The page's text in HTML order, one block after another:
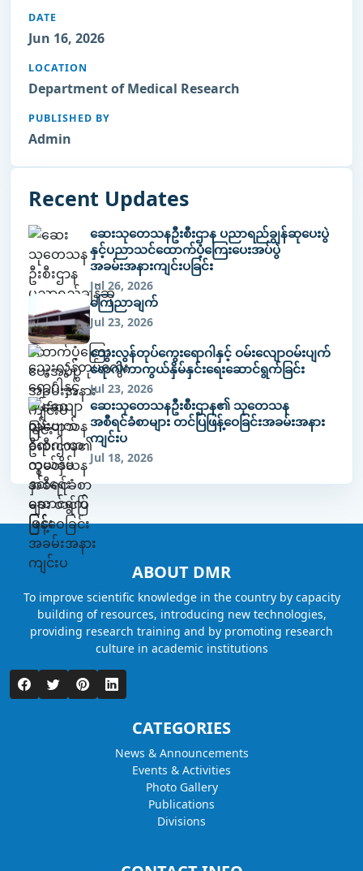
DATE
Jun 16, 2026
LOCATION
Department of Medical Research
PUBLISHED BY
Admin
Recent Updates
ဆေးသုတေသနဦးစီးဌာန ပညာရည်ချွန်ဆုပေးပွဲ
နှင့်ပညာသင်ထောက်ပံ့ကြေးပေးအပ်ပွဲ
အခမ်းအနားကျင်းပခြင်း
Jul 26, 2026
ကြေညာချက်
Jul 23, 2026
သွေးလွန်တုပ်ကွေးရောဂါနှင့် ဝမ်းလျောဝမ်းပျက်
ရောဂါကာကွယ်နှိမ်နှင်းရေးဆောင်ရွက်ခြင်း
Jul 23, 2026
ဆေးသုတေသနဦးစီးဌာန၏ သုတေသန
အစီရင်ခံစာများ တင်ပြဖြန့်ဝေခြင်းအခမ်းအနား
ကျင်းပ
Jul 18, 2026
ABOUT DMR
To improve scientific knowledge in the country by capacity
building of resources, introducing new technologies,
providing research training and by promoting research
culture in academic institutions
CATEGORIES
News & Announcements
Events & Activities
Photo Gallery
Publications
Divisions